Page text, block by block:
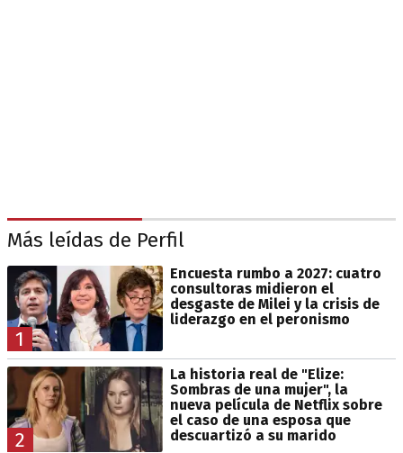
Más leídas de Perfil
1
Encuesta rumbo a 2027: cuatro
consultoras midieron el
desgaste de Milei y la crisis de
liderazgo en el peronismo
2
La historia real de "Elize:
Sombras de una mujer", la
nueva película de Netflix sobre
el caso de una esposa que
descuartizó a su marido